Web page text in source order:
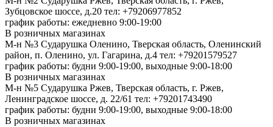
Зубцовское шоссе, д.20 тел: +79206977852
график работы: ежедневно 9:00-19:00
В розничных магазинах
М-н №3 Сударушка Оленино, Тверская область, Оленинский
район, п. Оленино, ул. Гагарина, д.4 тел: +79201579527
график работы: будни 9:00-19:00, выходные 9:00-18:00
В розничных магазинах
М-н №5 Сударушка Ржев, Тверская область, г. Ржев,
Ленинградское шоссе, д. 22/61 тел: +79201743490
график работы: будни 9:00-19:00, выходные 9:00-18:00
В розничных магазинах